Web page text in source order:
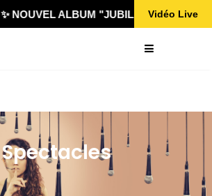
✨ NOUVEL ALBUM "JUBILÄ 432"Vidéo Live
Spectacles